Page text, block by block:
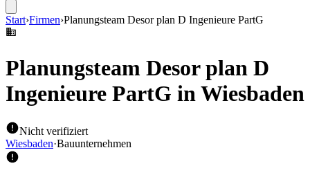
Start›Firmen›Planungsteam Desor plan D Ingenieure PartG
Planungsteam Desor plan D
Ingenieure PartG in Wiesbaden
Nicht verifiziert
Wiesbaden·Bauunternehmen